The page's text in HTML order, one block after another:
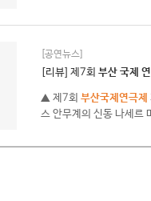
[공연뉴스]
[리뷰] 제7회 부산 국제
▲ 제7회 부산국제연극제
스 안무계의 신동 나세르